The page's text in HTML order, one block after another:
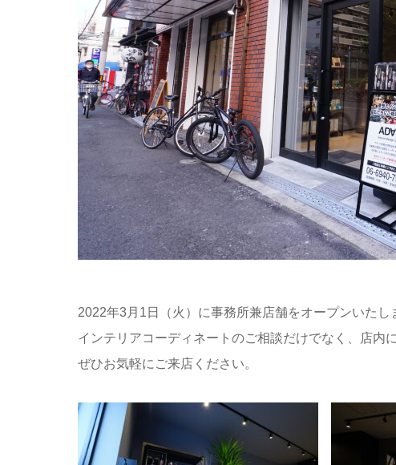
2022年3月1日（火）に事務所兼店舗をオープンいたし
インテリアコーディネートのご相談だけでなく、店内
ぜひお気軽にご来店ください。